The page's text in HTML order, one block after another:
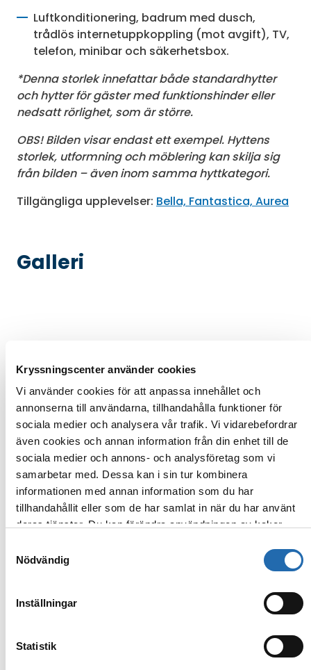
Kryssningscenter använder cookies
Vi använder cookies för att anpassa innehållet och
annonserna till användarna, tillhandahålla funktioner för
sociala medier och analysera vår trafik. Vi vidarebefordrar
även cookies och annan information från din enhet till de
sociala medier och annons- och analysföretag som vi
samarbetar med. Dessa kan i sin tur kombinera
informationen med annan information som du har
tillhandahållit eller som de har samlat in när du har använt
deras tjänster. Du kan förändra användningen av kakor
kakor (cookies)
Nödvändig
Inställningar
Statistik
Luftkonditionering, badrum med dusch,
trådlös internetuppkoppling (mot avgift), TV,
telefon, minibar och säkerhetsbox.
*Denna storlek innefattar både standardhytter
och hytter för gäster med funktionshinder eller
nedsatt rörlighet, som är större.
OBS! Bilden visar endast ett exempel. Hyttens
storlek, utformning och möblering kan skilja sig
från bilden – även inom samma hyttkategori.
Tillgängliga upplevelser: Bella, Fantastica, Aurea
Galleri